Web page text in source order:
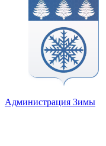
Администрация Зимы